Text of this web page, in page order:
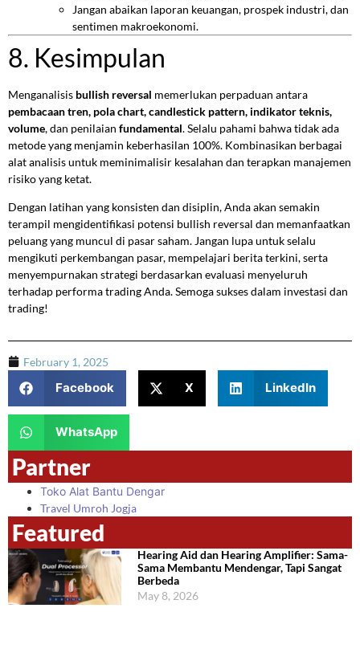
Jangan abaikan laporan keuangan, prospek industri, dan
sentimen makroekonomi.
8. Kesimpulan
Menganalisis bullish reversal memerlukan perpaduan antara
pembacaan tren, pola chart, candlestick pattern, indikator teknis,
volume, dan penilaian fundamental. Selalu pahami bahwa tidak ada
metode yang menjamin keberhasilan 100%. Kombinasikan berbagai
alat analisis untuk meminimalisir kesalahan dan terapkan manajemen
risiko yang ketat.
Dengan latihan yang konsisten dan disiplin, Anda akan semakin
terampil mengidentifikasi potensi bullish reversal dan memanfaatkan
peluang yang muncul di pasar saham. Jangan lupa untuk selalu
mengikuti perkembangan pasar, mempelajari berita terkini, serta
menyempurnakan strategi berdasarkan evaluasi menyeluruh
terhadap performa trading Anda. Semoga sukses dalam investasi dan
trading!
February 1, 2025
Facebook X LinkedIn
WhatsApp
Partner
Toko Alat Bantu Dengar
Travel Umroh Jogja
Featured
Hearing Aid dan Hearing Amplifier: Sama-
Sama Membantu Mendengar, Tapi Sangat
Berbeda
May 8, 2026